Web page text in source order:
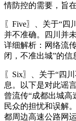
情防控的需要，旨
〖Five〗、关于“四
并不准确。四川并
详细解析：网络流
闭，不准出城”的信
〖Six〗、关于“四
息。以下是对此谣
曾流传“成都出城高
民众的担忧和误解
都周边高速公路网